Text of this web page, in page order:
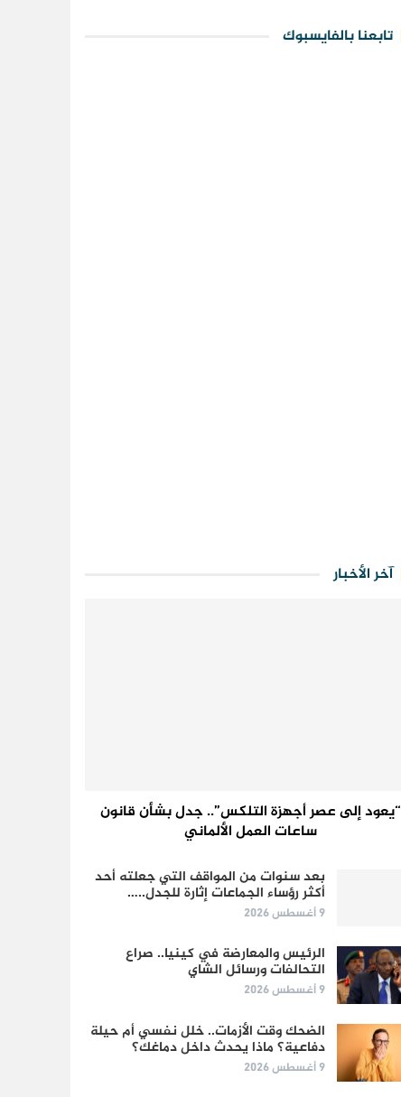
تابعنا بالفايسبوك
آخر الأخبار
“يعود إلى عصر أجهزة التلكس”.. جدل بشأن قانون
ساعات العمل الألماني
بعد سنوات من المواقف التي جعلته أحد
أكثر رؤساء الجماعات إثارة للجدل..…
9 أغسطس 2026
الرئيس والمعارضة في كينيا.. صراع
التحالفات ورسائل الشاي
9 أغسطس 2026
الضحك وقت الأزمات.. خلل نفسي أم حيلة
دفاعية؟ ماذا يحدث داخل دماغك؟
9 أغسطس 2026